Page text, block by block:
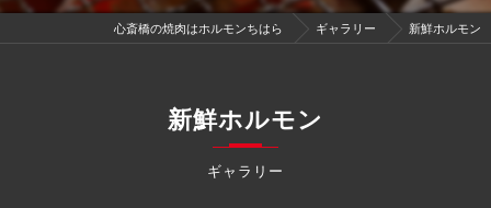
心斎橋の焼肉はホルモンちはら ギャラリー 新鮮ホルモン
ギャラリー
新鮮ホルモン